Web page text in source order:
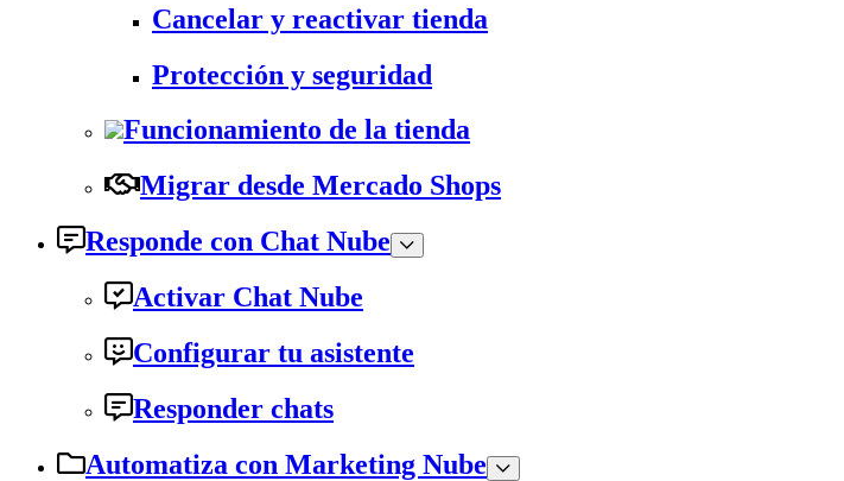
Cancelar y reactivar tienda
Protección y seguridad
Funcionamiento de la tienda
Migrar desde Mercado Shops
Responde con Chat Nube
Activar Chat Nube
Configurar tu asistente
Responder chats
Automatiza con Marketing Nube